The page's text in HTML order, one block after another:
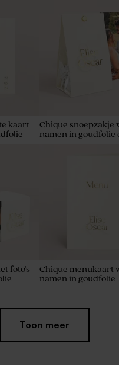
kaart
Chique snoepzakje
namen in goudfolie
foto's
Chique menukaart
namen in goudfolie
Toon meer